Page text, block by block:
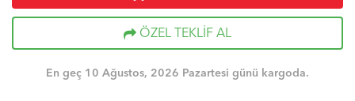
ÖZEL TEKLİF AL
En geç 10 Ağustos, 2026 Pazartesi günü kargoda.